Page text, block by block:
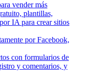
vender más
plantillas,
IA para crear sitios
por Facebook,
con formularios de
y comentarios, y